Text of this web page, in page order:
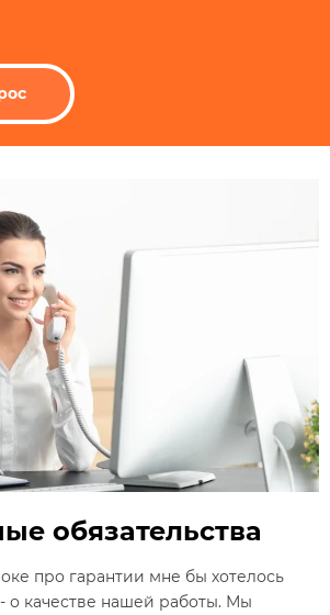
обязательства
про гарантии мне бы хотелось
- о качестве нашей работы. Мы